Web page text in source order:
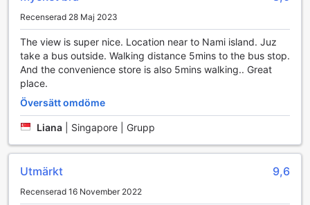
För den som söker en aktivare upplevelse erbjuder Ecran
Pension även spel och aktiviteter i trädgården. Gäster kan
utmana varandra i olika utomhusspel, vilket skapar en livlig
och social atmosfär. Oavsett om du föredrar att njuta av
stillheten i naturen eller att delta i roliga aktiviteter med
andra, är trädgården på Ecran Pension en plats där minnen
skapas och glädje delas. Kom och upplev denna unika
kombination av avkoppling och nöje i en av Sydkoreas
vackraste miljöer!
Sportanläggningar på Ecran Pension: Vattensport för alla
Ecran Pension i Gapyeong-gun erbjuder en fantastisk
vattnet och den natursköna omgivningen. Här kan gästerna
Recenserad 28 Maj 2023
The view is super nice. Location near to Nami island. Juz
take a bus outside. Walking distance 5mins to the bus stop.
And the convenience store is also 5mins walking.. Great
place.
Översätt omdöme
Liana Singapore | Grupp
Utmärkt 9,6
Recenserad 16 November 2022